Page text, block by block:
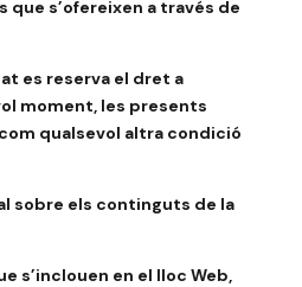
s’ofereixen a través de
es reserva el dret a
moment, les presents
qualsevol altra condició
sobre els continguts de la
s’inclouen en el lloc Web,